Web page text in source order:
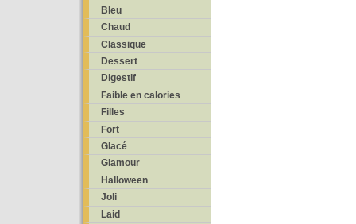
Bleu
Chaud
Classique
Dessert
Digestif
Faible en calories
Filles
Fort
Glacé
Glamour
Halloween
Joli
Laid